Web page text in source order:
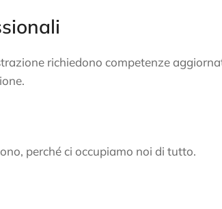
richiedono competenze
perché ci occupiamo noi di tutto.